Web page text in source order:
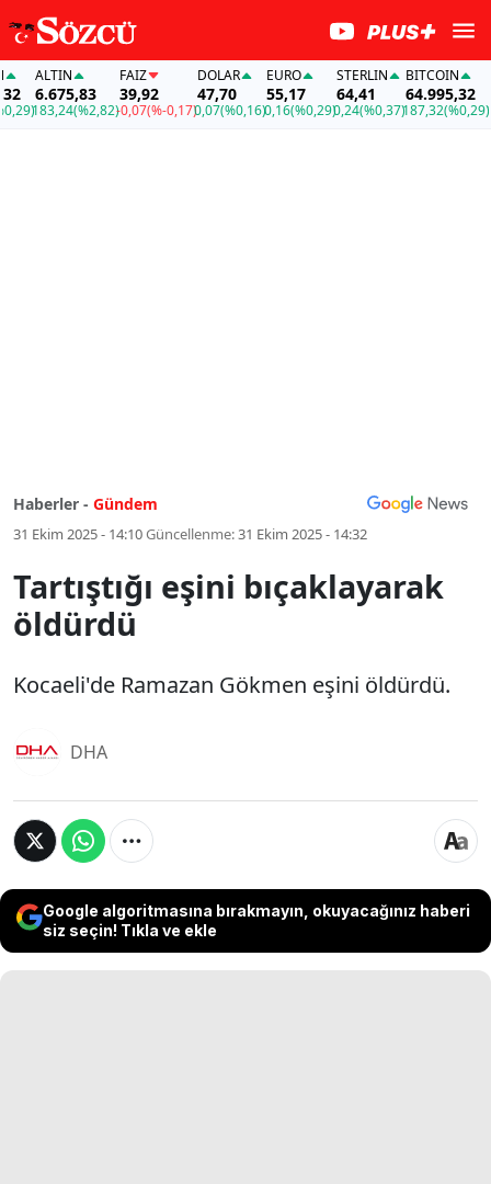
ALTIN
6.675,83
183,24(%2,82)
FAİZ
39,92
-0,07(%-0,17)
DOLAR
47,70
0,07(%0,16)
EURO
55,17
0,16(%0,29)
STERLIN
64,41
0,24(%0,37)
BITCOIN
64.995,32
187,32(%0,29)
Haberler - Gündem
31 Ekim 2025 - 14:10Güncellenme:31 Ekim 2025 - 14:32
Tartıştığı eşini bıçaklayarak
öldürdü
Kocaeli'de Ramazan Gökmen eşini öldürdü.
DHA
Google algoritmasına bırakmayın, okuyacağınız haberi
siz seçin! Tıkla ve ekle